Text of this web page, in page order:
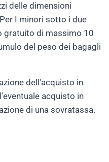
delle dimensioni
I minori sotto i due
gratuito di massimo 10
del peso dei bagagli
dell'acquisto in
acquisto in
di una sovratassa.